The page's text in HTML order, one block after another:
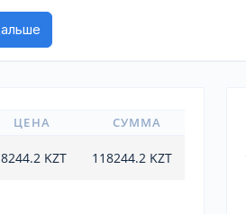
ЦЕНА СУММА
KZT 118244.2KZT